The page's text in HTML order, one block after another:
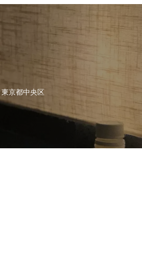
東京都中央区